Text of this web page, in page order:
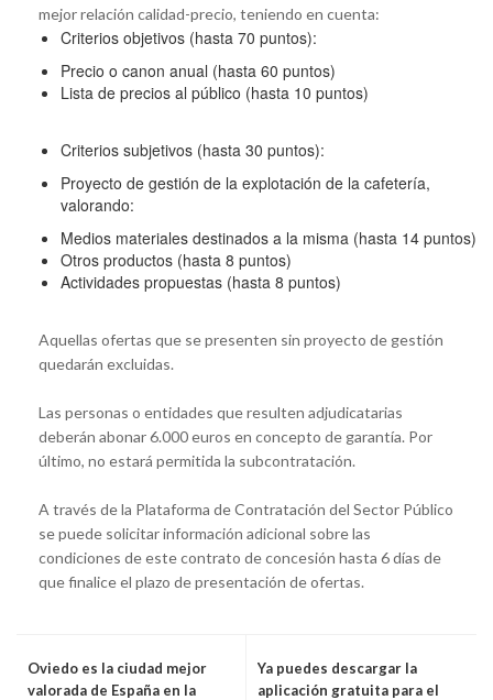
mejor relación calidad-precio, teniendo en cuenta:
Criterios objetivos (hasta 70 puntos):
Precio o canon anual (hasta 60 puntos)
Lista de precios al público (hasta 10 puntos)
Criterios subjetivos (hasta 30 puntos):
Proyecto de gestión de la explotación de la cafetería,
valorando:
Medios materiales destinados a la misma (hasta 14 puntos)
Otros productos (hasta 8 puntos)
Actividades propuestas (hasta 8 puntos)
Aquellas ofertas que se presenten sin proyecto de gestión
quedarán excluidas.
Las personas o entidades que resulten adjudicatarias
deberán abonar 6.000 euros en concepto de garantía. Por
último, no estará permitida la subcontratación.
A través de la Plataforma de Contratación del Sector Público
se puede solicitar información adicional sobre las
condiciones de este contrato de concesión hasta 6 días de
que finalice el plazo de presentación de ofertas.
Oviedo es la ciudad mejor
valorada de España en la
Ya puedes descargar la
aplicación gratuita para el